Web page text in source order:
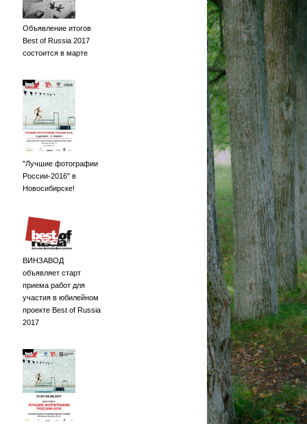
Объявление итогов
Best of Russia 2017
состоится в марте
"Лучшие фотографии
России-2016" в
Новосибирске!
ВИНЗАВОД
объявляет старт
приема работ для
участия в юбилейном
проекте Best of Russia
2017